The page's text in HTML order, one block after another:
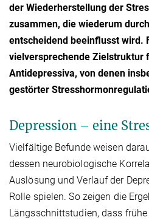
der Wiederherstellung der
zusammen, die wiederum
entscheidend beeinflusst wird.
vielversprechende Zielstruktur
Antidepressiva, von denen
gestörter
Depression – eine
Vielfältige Befunde weisen
dessen neurobiologische
Auslösung und Verlauf der
Rolle spielen. So zeigen die
Längsschnittstudien, dass